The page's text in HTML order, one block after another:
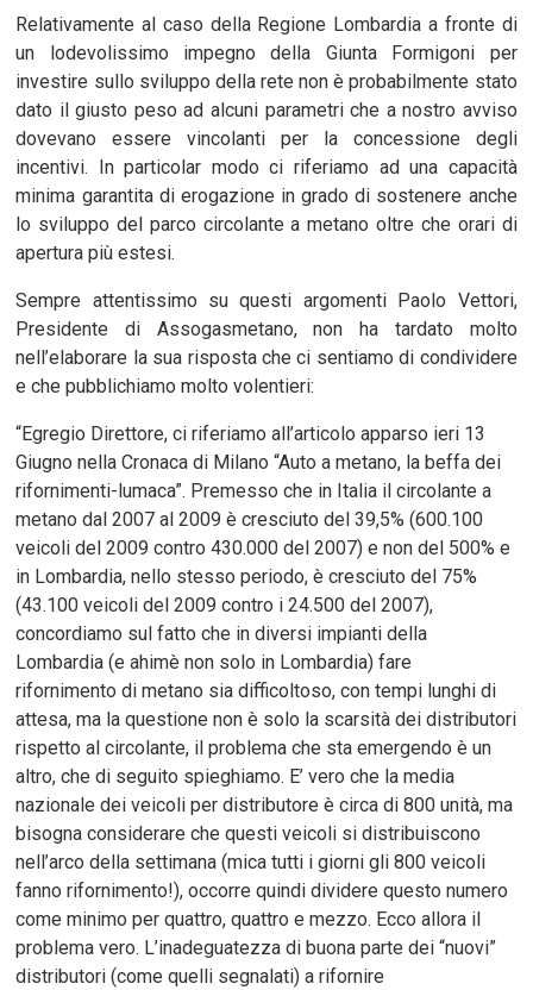
Relativamente al caso della Regione Lombardia a fronte di
un lodevolissimo impegno della Giunta Formigoni per
investire sullo sviluppo della rete non è probabilmente stato
dato il giusto peso ad alcuni parametri che a nostro avviso
dovevano essere vincolanti per la concessione degli
incentivi. In particolar modo ci riferiamo ad una capacità
minima garantita di erogazione in grado di sostenere anche
lo sviluppo del parco circolante a metano oltre che orari di
apertura più estesi.
Sempre attentissimo su questi argomenti Paolo Vettori,
Presidente di Assogasmetano, non ha tardato molto
nell’elaborare la sua risposta che ci sentiamo di condividere
e che pubblichiamo molto volentieri:
“Egregio Direttore, ci riferiamo all’articolo apparso ieri 13
Giugno nella Cronaca di Milano “Auto a metano, la beffa dei
rifornimenti-lumaca”. Premesso che in Italia il circolante a
metano dal 2007 al 2009 è cresciuto del 39,5% (600.100
veicoli del 2009 contro 430.000 del 2007) e non del 500% e
in Lombardia, nello stesso periodo, è cresciuto del 75%
(43.100 veicoli del 2009 contro i 24.500 del 2007),
concordiamo sul fatto che in diversi impianti della
Lombardia (e ahimè non solo in Lombardia) fare
rifornimento di metano sia difficoltoso, con tempi lunghi di
attesa, ma la questione non è solo la scarsità dei distributori
rispetto al circolante, il problema che sta emergendo è un
altro, che di seguito spieghiamo. E’ vero che la media
nazionale dei veicoli per distributore è circa di 800 unità, ma
bisogna considerare che questi veicoli si distribuiscono
nell’arco della settimana (mica tutti i giorni gli 800 veicoli
fanno rifornimento!), occorre quindi dividere questo numero
come minimo per quattro, quattro e mezzo. Ecco allora il
problema vero. L’inadeguatezza di buona parte dei “nuovi”
distributori (come quelli segnalati) a rifornire